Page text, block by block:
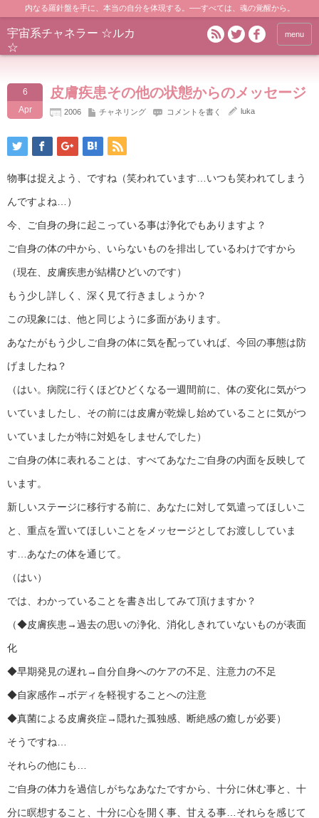
内なる羅針盤を手に、本当の自分を体現する。──すべては、魂の覚醒から。
宇宙系チャネラー ☆ルカ
☆
menu
6
Apr
皮膚疾患その他の状態からのメッセージ
2006 チャネリング コメントを書く luka
物事は捉えよう、ですね（笑われています…いつも笑われてしまう
んですよね…）
今、ご自身の身に起こっている事は浄化でもありますよ？
ご自身の体の中から、いらないものを排出しているわけですから
（現在、皮膚疾患が結構ひどいのです）
もう少し詳しく、深く見て行きましょうか？
この現象には、他と同じように多面があります。
あなたがもう少しご自身の体に気を配っていれば、今回の事態は防
げましたね？
（はい。病院に行くほどひどくなる一週間前に、体の変化に気がつ
いていましたし、その前には皮膚が乾燥し始めていることに気がつ
いていましたが特に対処をしませんでした）
ご自身の体に表れることは、すべてあなたご自身の内面を反映して
います。
新しいステージに移行する前に、あなたに対して気遣ってほしいこ
と、重点を置いてほしいことをメッセージとしてお渡ししていま
す…あなたの体を通じて。
（はい）
では、わかっていることを書き出してみて頂けますか？
（◆皮膚疾患→過去の思いの浄化、消化しきれていないものが表面
化
◆早期発見の遅れ→自分自身へのケアの不足、注意力の不足
◆自家感作→ボディを軽視することへの注意
◆真菌による皮膚炎症→隠れた孤独感、断絶感の癒しが必要）
そうですね…
それらの他にも…
ご自身の体力を過信しがちなあなたですから、十分に休む事と、十
分に瞑想すること、十分に心を開く事、甘える事…それらを感じて